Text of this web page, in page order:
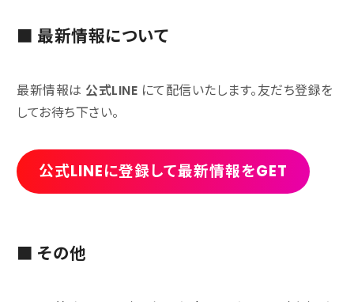
■ 最新情報について
最新情報は 公式LINE にて配信いたします。友だち登録を
してお待ち下さい。
公式LINEに登録して最新情報をGET
■ その他